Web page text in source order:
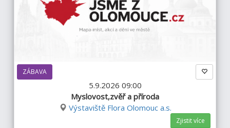
ZÁBAVA
5.9.2026 09:00
Myslovost,zvěř a příroda
Výstaviště Flora Olomouc a.s.
Zjistit více